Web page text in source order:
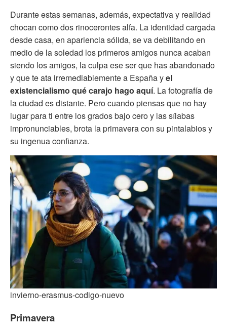
Durante estas semanas, además, expectativa y realidad
chocan como dos rinocerontes alfa. La identidad cargada
desde casa, en apariencia sólida, se va debilitando en
medio de la soledad los primeros amigos nunca acaban
siendo los amigos, la culpa ese ser que has abandonado
y que te ata irremediablemente a España yel
existencialismo qué carajo hago aquí. La fotografía de
la ciudad es distante. Pero cuando piensas que no hay
lugar para ti entre los grados bajo cero y las sílabas
impronunciables, brota la primavera con su pintalabios y
su ingenua confianza.
invierno-erasmus-codigo-nuevo
Primavera